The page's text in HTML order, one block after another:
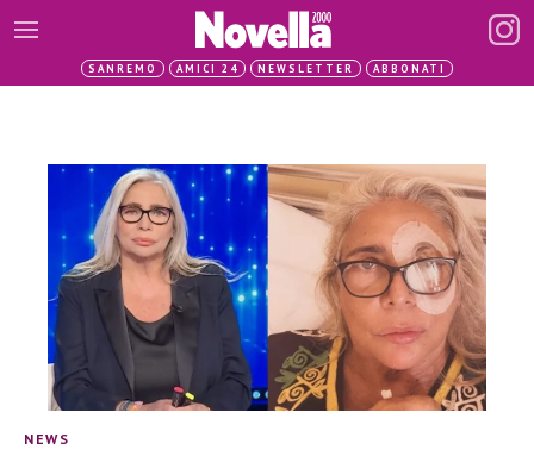
SANREMO AMICI 24 NEWSLETTER ABBONATI
NEWS